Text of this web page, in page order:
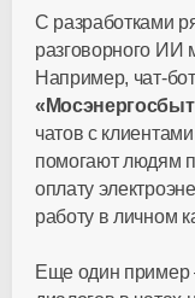
С разработками
разговорного ИИ
Например, чат-
чатов с
помогают людям
оплату
работу в личном
Еще один